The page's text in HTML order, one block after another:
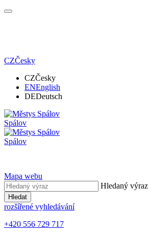
CZČesky
CZČesky
ENEnglish
DEDeutsch
Spálov
Spálov
Mapa webu
Hledaný výraz
Hledat
rozšířené vyhledávání
+420 556 729 717